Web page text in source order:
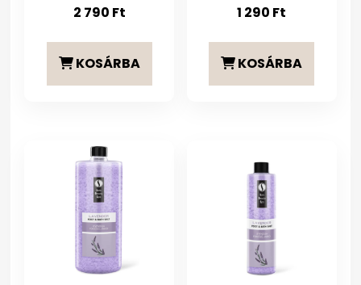
2 790 Ft
KOSÁRBA
1 290 Ft
KOSÁRBA